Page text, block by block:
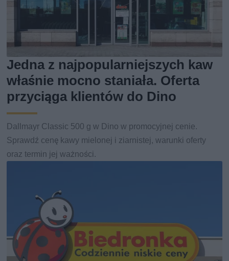
Jedna z najpopularniejszych kaw
właśnie mocno staniała. Oferta
przyciąga klientów do Dino
Dallmayr Classic 500 g w Dino w promocyjnej cenie.
Sprawdź cenę kawy mielonej i ziarnistej, warunki oferty
oraz termin jej ważności.